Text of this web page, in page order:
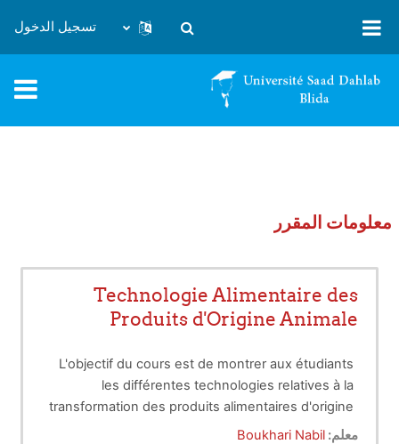
تبديل إدخال البحث
تسجيل الدخول
معلومات المقرر
Technologie Alimentaire des
Produits d'Origine Animale
L'objectif du cours est de montrer aux étudiants
les différentes technologies relatives à la
transformation des produits alimentaires d'origine
animale afin d'améliorer leurs qualités
معلم: Boukhari Nabil